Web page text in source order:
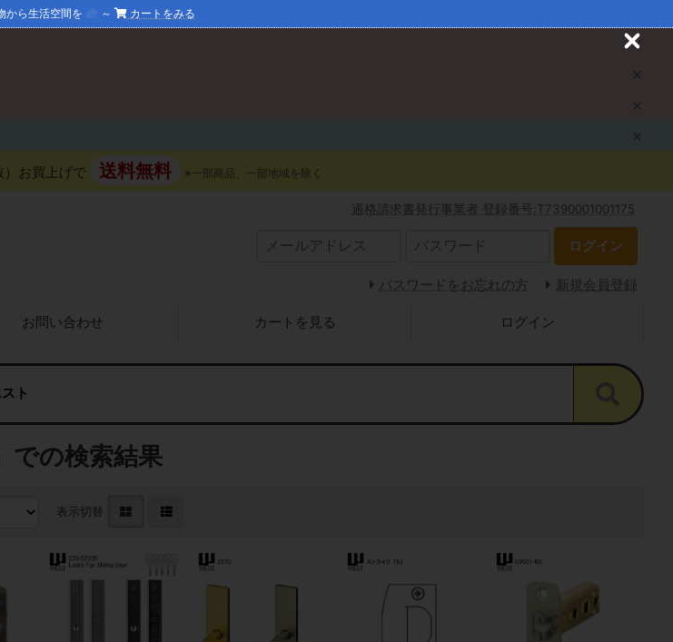
から生活空間を ～ カートをみる
）お買上げで 送料無料 ※一部商品、一部地域を除く
適格請求書発行事業者 登録番号:T7390001001175
ログイン
パスワードをお忘れの方 新規会員登録
お問い合わせ カートを見る ログイン
での検索結果
表示切替
C
o
e